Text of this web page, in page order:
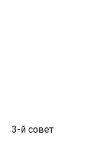
3-й совет